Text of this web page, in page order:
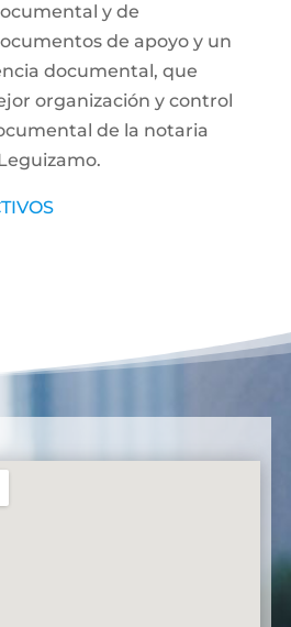
y de
de apoyo y un
documental, que
organización y control
de la notaria